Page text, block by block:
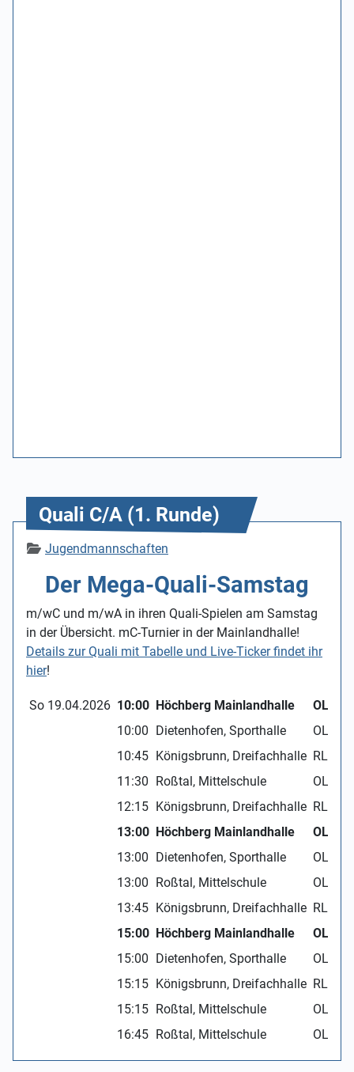
Quali C/A (1. Runde)
DetailsJugendmannschaften
Der Mega-Quali-Samstag
m/wC und m/wA in ihren Quali-Spielen am Samstag
in der Übersicht. mC-Turnier in der Mainlandhalle!
Details zur Quali mit Tabelle und Live-Ticker findet ihr
hier!
So 19.04.2026 10:00 Höchberg Mainlandhalle
OL mC
10:00 Dietenhofen, Sporthalle
OL wA
10:45 Königsbrunn, Dreifachhalle RL mA
11:30 Roßtal, Mittelschule
OL wC
12:15 Königsbrunn, Dreifachhalle RL mA
13:00 Höchberg Mainlandhalle
OL mC
13:00 Dietenhofen, Sporthalle
OL wA
13:00 Roßtal, Mittelschule
OL wC
13:45 Königsbrunn, Dreifachhalle RL mA
15:00 Höchberg Mainlandhalle
OL mC
15:00 Dietenhofen, Sporthalle
OL wA
15:15 Königsbrunn, Dreifachhalle RL mA
15:15 Roßtal, Mittelschule
OL wC
16:45 Roßtal, Mittelschule OL wC